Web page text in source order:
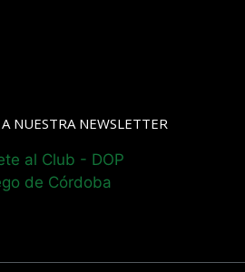
NUESTRA NEWSLETTER